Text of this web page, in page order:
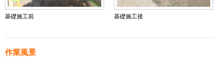
基礎施工前 基礎施工後
作業風景